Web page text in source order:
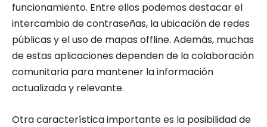
funcionamiento. Entre ellos podemos destacar el
intercambio de contraseñas, la ubicación de redes
públicas y el uso de mapas offline. Además, muchas
de estas aplicaciones dependen de la colaboración
comunitaria para mantener la información
actualizada y relevante.
Otra característica importante es la posibilidad de